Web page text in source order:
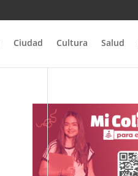
Ciudad Cultura Salud